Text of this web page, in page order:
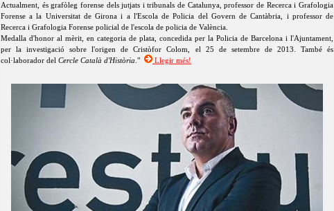
Actualment, és grafòleg forense dels jutjats i tribunals de Catalunya, professor de Recerca i Grafologia
Forense a la Universitat de Girona i a l'Escola de Policia del Govern de Cantàbria, i professor de
Recerca i Grafologia Forense policial de l'escola de policia de València.
Medalla d'honor al mèrit, en categoria de plata, concedida per la Policia de Barcelona i l'Ajuntament,
per la investigació sobre l'origen de Cristòfor Colom, el 25 de setembre de 2013. També és
col·laborador del Cercle Català d'Història ." Llegir més!